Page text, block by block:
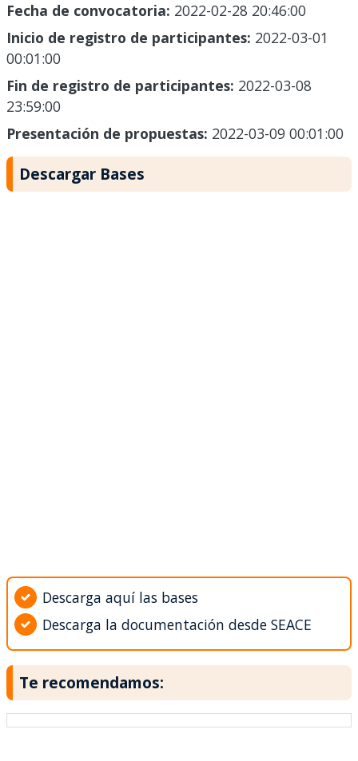
Fecha de convocatoria: 2022-02-28 20:46:00
Inicio de registro de participantes: 2022-03-01
00:01:00
Fin de registro de participantes: 2022-03-08
23:59:00
Presentación de propuestas: 2022-03-09 00:01:00
Descargar Bases
Descarga aquí las bases
Descarga la documentación desde SEACE
Te recomendamos: